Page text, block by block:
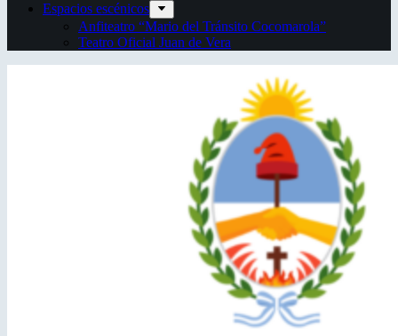
Espacios escénicos
Anfiteatro “Mario del Tránsito Cocomarola”
Teatro Oficial Juan de Vera